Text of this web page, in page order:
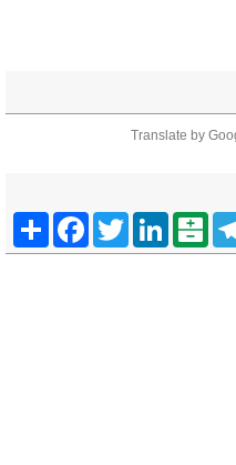
Translate by
اشتراک
FacebookTwitter
LinkedInBalatarin